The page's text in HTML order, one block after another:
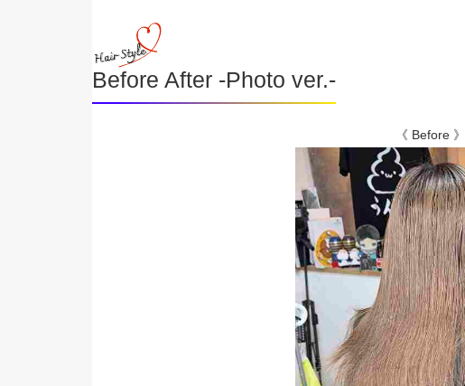
Before After -Photo ver.-
《 Before 》